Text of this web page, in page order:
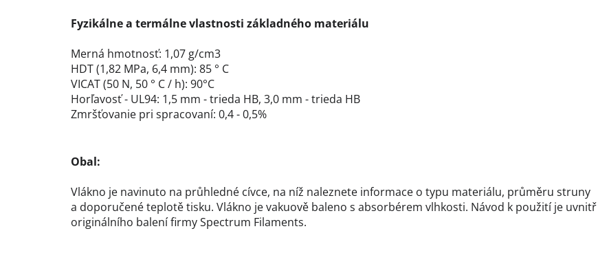
Fyzikálne a termálne vlastnosti základného materiálu
Merná hmotnosť: 1,07 g/cm3
HDT (1,82 MPa, 6,4 mm): 85 ° C
VICAT (50 N, 50 ° C / h): 90°C
Horľavosť - UL94: 1,5 mm - trieda HB, 3,0 mm - trieda HB
Zmršťovanie pri spracovaní: 0,4 - 0,5%
Obal:
Vlákno je navinuto na průhledné cívce, na níž naleznete informace o typu materiálu, průměru struny
a doporučené teplotě tisku. Vlákno je vakuově baleno s absorbérem vlhkosti. Návod k použití je uvnitř
originálního balení firmy Spectrum Filaments.